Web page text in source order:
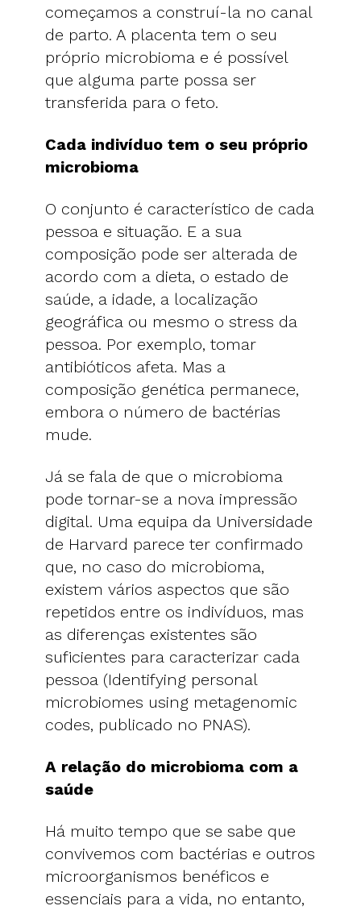
começamos a construí-la no canal
de parto. A placenta tem o seu
próprio microbioma e é possível
que alguma parte possa ser
transferida para o feto.
Cada indivíduo tem o seu próprio
microbioma
O conjunto é característico de cada
pessoa e situação. E a sua
composição pode ser alterada de
acordo com a dieta, o estado de
saúde, a idade, a localização
geográfica ou mesmo o stress da
pessoa. Por exemplo, tomar
antibióticos afeta. Mas a
composição genética permanece,
embora o número de bactérias
mude.
Já se fala de que o microbioma
pode tornar-se a nova impressão
digital. Uma equipa da Universidade
de Harvard parece ter confirmado
que, no caso do microbioma,
existem vários aspectos que são
repetidos entre os indivíduos, mas
as diferenças existentes são
suficientes para caracterizar cada
pessoa (Identifying personal
microbiomes using metagenomic
codes, publicado no PNAS).
A relação do microbioma com a
saúde
Há muito tempo que se sabe que
convivemos com bactérias e outros
microorganismos benéficos e
essenciais para a vida, no entanto,